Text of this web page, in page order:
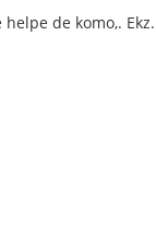
de komo,. Ekz.